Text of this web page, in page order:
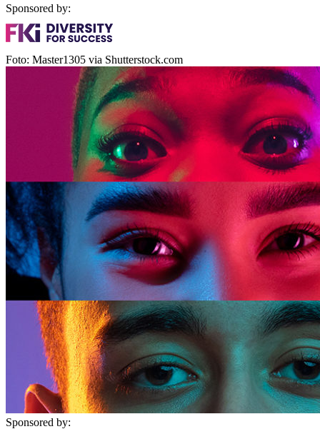
Sponsored by:
Foto: Master1305 via Shutterstock.com
Sponsored by: